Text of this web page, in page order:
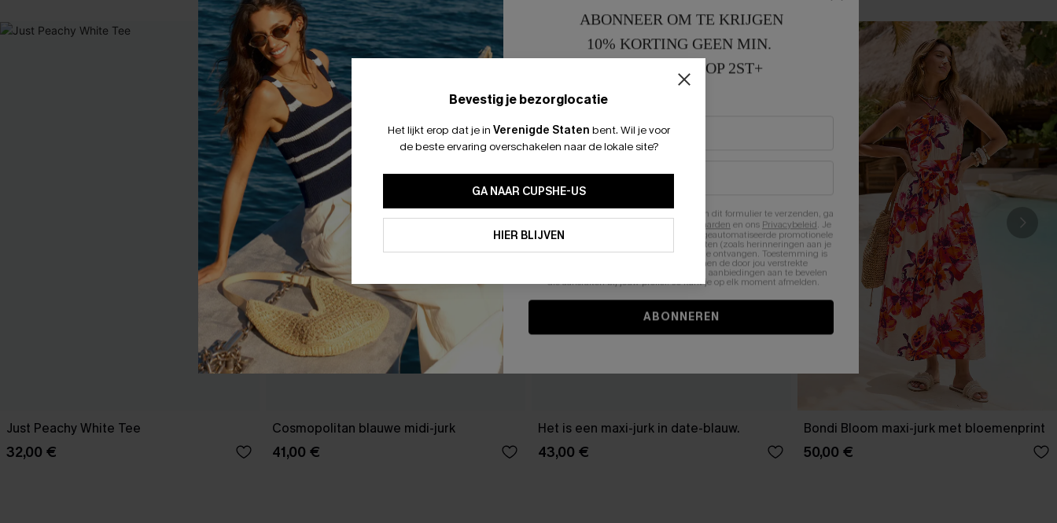
Just Peachy White Tee
32,00 €
Cosmopolitan blauwe midi-jurk
41,00 €
Het is een maxi-jurk in date-blauw.
43,00 €
Bondi Bloom maxi-jurk met bloemenprint
50,00 €
Bevestig je bezorglocatie
Het lijkt erop dat je in Verenigde Staten bent. Wil je voor
de beste ervaring overschakelen naar de lokale site?
GA NAAR CUPSHE-US
HIER BLIJVEN
ABONNEER OM TE KRIJGEN
10% KORTING GEEN MIN.
15% KORTING OP 2ST+
Door je contactgegevens in te vullen en dit formulier te verzenden, ga
Algemene Voorwaarden en ons Privacybeleid. Je
stemt er tevens mee in om herhaalde geautomatiseerde promotionele
en gepersonaliseerde marketingberichten (zoals herinneringen aan je
winkelwagen) en e-mails van Cupshe te ontvangen. Toestemming is
niet vereist voor een aankoop. We kunnen de door jou verstrekte
informatie gebruiken om producten en aanbiedingen aan te bevelen
die aansluiten bij jouw profiel. Je kunt je op elk moment afmelden.
ABONNEREN